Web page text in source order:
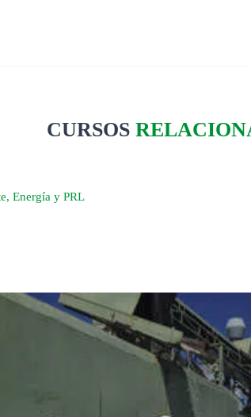
CURSOS
Energía y PRL